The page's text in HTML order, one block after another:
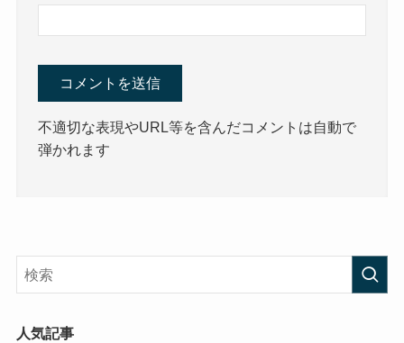
不適切な表現やURL等を含んだコメントは自動で
弾かれます
人気記事